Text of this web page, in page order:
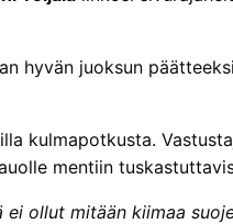
hyvän juoksun
kulmapotkusta.
mentiin
ollut mitään kiimaa